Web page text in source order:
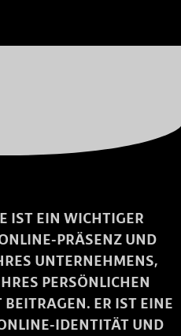
IST EIN WICHTIGER
PRÄSENZ UND
UNTERNEHMENS,
PERSÖNLICHEN
ER IST EINE
IDENTITÄT UND